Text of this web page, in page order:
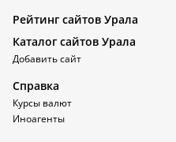
Рейтинг сайтов Урала
Каталог сайтов Урала
Добавить сайт
Справка
Курсы валют
Иноагенты